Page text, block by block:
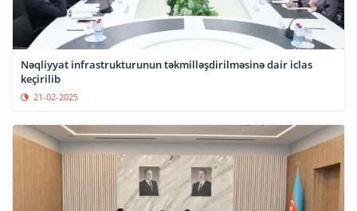
Nəqliyyat infrastrukturunun təkmilləşdirilməsinə dair iclas
keçirilib
21-02-2025